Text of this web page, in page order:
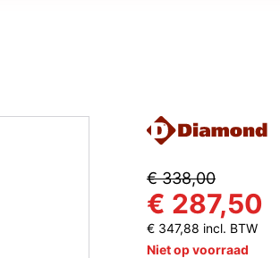
€ 338,00
€ 287,50
€ 347,88 incl. BTW
Niet op voorraad